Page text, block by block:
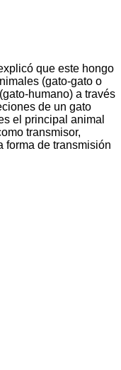
que este hongo
(gato-gato o
humano) a través
de un gato
el principal animal
transmisor,
forma de transmisión